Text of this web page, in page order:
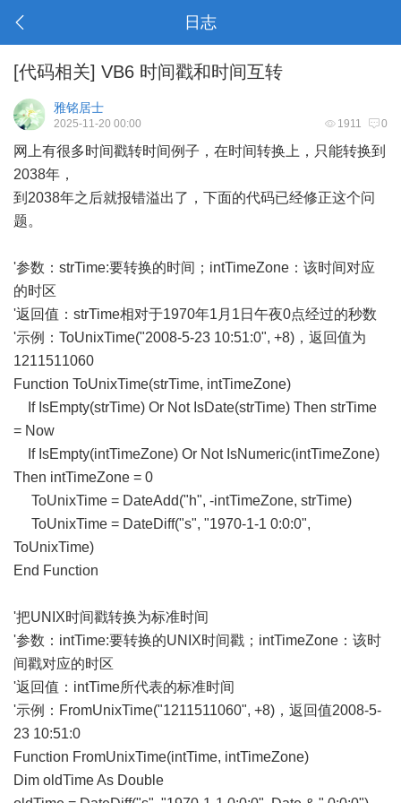
日志
[代码相关] VB6 时间戳和时间互转
雅铭居士
1911 0
2025-11-20 00:00
网上有很多时间戳转时间例子，在时间转换上，只能转换到
2038年，
到2038年之后就报错溢出了，下面的代码已经修正这个问
题。
'参数：strTime:要转换的时间；intTimeZone：该时间对应
的时区
'返回值：strTime相对于1970年1月1日午夜0点经过的秒数
'示例：ToUnixTime("2008-5-23 10:51:0", +8)，返回值为
1211511060
Function ToUnixTime(strTime, intTimeZone)
If IsEmpty(strTime) Or Not IsDate(strTime) Then strTime
= Now
If IsEmpty(intTimeZone) Or Not IsNumeric(intTimeZone)
Then intTimeZone = 0
ToUnixTime = DateAdd("h", -intTimeZone, strTime)
ToUnixTime = DateDiff("s", "1970-1-1 0:0:0",
ToUnixTime)
End Function
'把UNIX时间戳转换为标准时间
'参数：intTime:要转换的UNIX时间戳；intTimeZone：该时
间戳对应的时区
'返回值：intTime所代表的标准时间
'示例：FromUnixTime("1211511060", +8)，返回值2008-5-
23 10:51:0
Function FromUnixTime(intTime, intTimeZone)
Dim oldTime As Double